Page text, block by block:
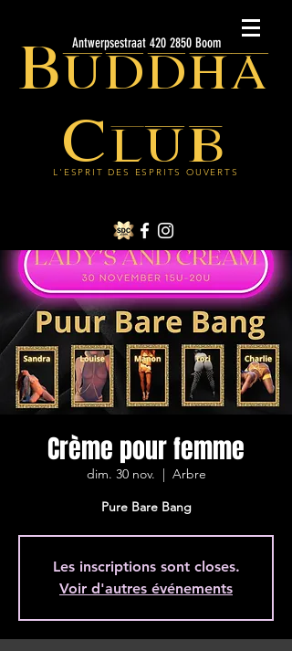
Buddha
Club
L'ESPRIT DES ESPRITS OUVERTS
Antwerpsestraat 420 2850 Boom
Crème pour femme
dim. 30 nov.
  |
Arbre
Pure Bare Bang
Les inscriptions sont closes.
Voir d'autres événements